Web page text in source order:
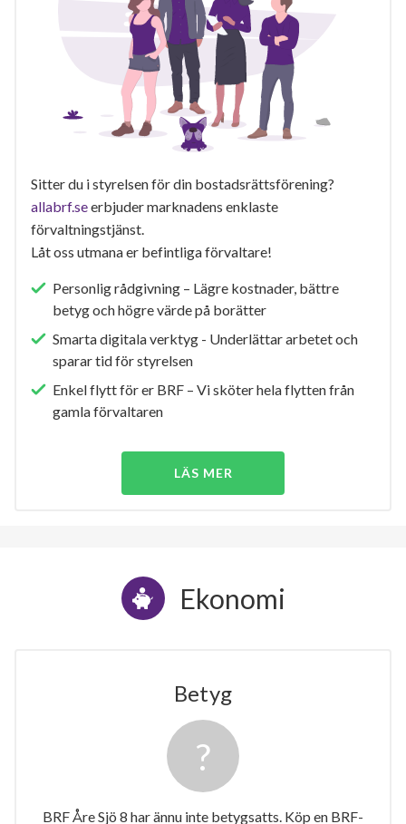
Sitter du i styrelsen för din bostadsrättsförening?
allabrf.seerbjuder marknadens enklaste
förvaltningstjänst.
Låt oss utmana er befintliga förvaltare!
Personlig rådgivning – Lägre kostnader, bättre
betyg och högre värde på borätter
Smarta digitala verktyg - Underlättar arbetet och
sparar tid för styrelsen
Enkel flytt för er BRF – Vi sköter hela flytten från
gamla förvaltaren
LÄS MER
Ekonomi
Betyg
BRF Åre Sjö 8 har ännu inte betygsatts. Köp en BRF-